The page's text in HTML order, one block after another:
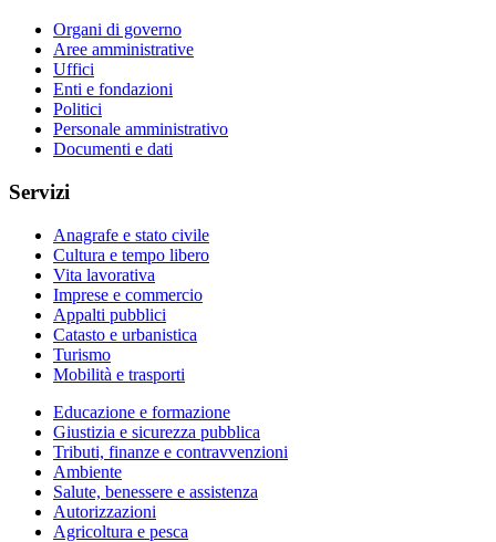
Organi di governo
Aree amministrative
Uffici
Enti e fondazioni
Politici
Personale amministrativo
Documenti e dati
Servizi
Anagrafe e stato civile
Cultura e tempo libero
Vita lavorativa
Imprese e commercio
Appalti pubblici
Catasto e urbanistica
Turismo
Mobilità e trasporti
Educazione e formazione
Giustizia e sicurezza pubblica
Tributi, finanze e contravvenzioni
Ambiente
Salute, benessere e assistenza
Autorizzazioni
Agricoltura e pesca